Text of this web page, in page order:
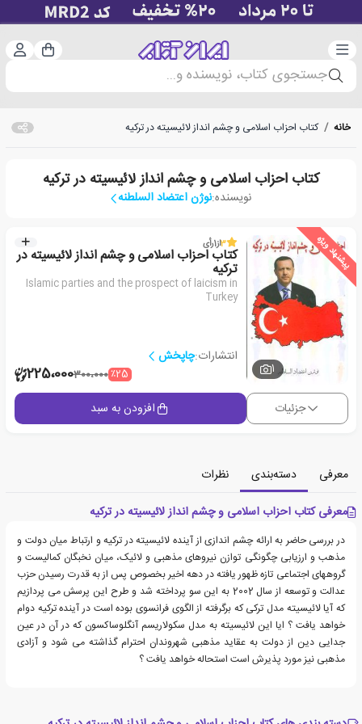
دسته‌بندی سبد
جستجوی کتاب، نویسنده و...
خانه / کتاب احزاب اسلامی و چشم انداز لائیسیته در ترکیه
کتاب احزاب اسلامی و چشم انداز لائیسیته در ترکیه
نویسنده:نوژن اعتضاد السلطنه
پیشنهاد ویژه
1
3از1رأی
کتاب احزاب اسلامی و چشم انداز لائیسیته در
ترکیه
Islamic parties and the prospect of laicism in
Turkey
انتشارات:چاپخش
٪25300،000225،000
جزئیات افزودن به سبد
معرفی دسته‌بندی
نظرات
معرفی کتاب احزاب اسلامی و چشم انداز لائیسیته در ترکیه
در بررسی حاضر به ارائه چشم اندازی از آینده لائیسیته در ترکیه و ارتباط میان دولت و
مذهب و ارزیابی چگونگی توازن نیروهای مذهبی و لائیک، میان نخبگان کمالیست و
گروههای اجتماعی تازه ظهور یافته در دهه اخیر بخصوص پس از به قدرت رسیدن حزب
عدالت و توسعه از سال 2002 به این سو پرداخته شد و طرح این پرسش می پردازیم
که آیا لائیسیته مدل ترکی که برگرفته از الگوی فرانسوی بوده است در آینده ترکیه دوام
خواهد یافت ؟ ایا این لائیسیته به مدل سکولاریسم آنگلوساکسون که در آن در عین
جدایی دین از دولت به عقاید مذهبی شهروندان احترام گذاشته می شود و آزادی
مذهبی نیز مورد پذیرش است استحاله خواهد یافت ؟